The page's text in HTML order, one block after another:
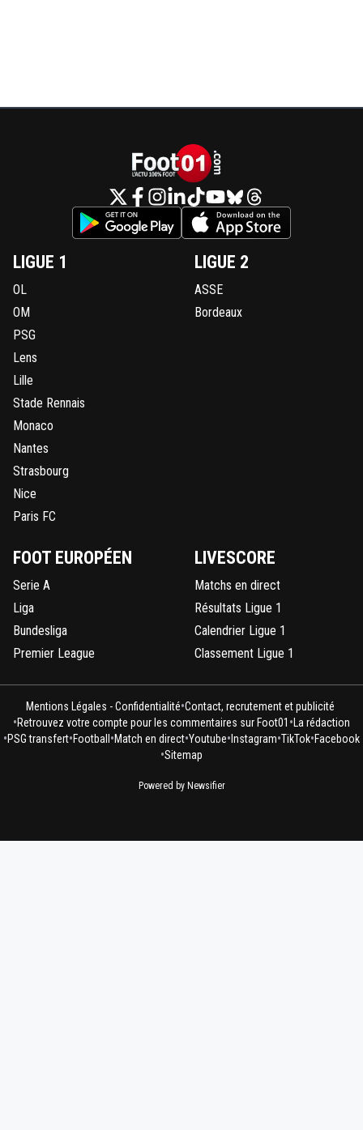
LIGUE 1
OL
OM
PSG
Lens
Lille
Stade Rennais
Monaco
Nantes
Strasbourg
Nice
Paris FC
LIGUE 2
ASSE
Bordeaux
FOOT EUROPÉEN
Serie A
Liga
Bundesliga
Premier League
LIVESCORE
Matchs en direct
Résultats Ligue 1
Calendrier Ligue 1
Classement Ligue 1
Mentions Légales - Confidentialité•Contact, recrutement et publicité
•Retrouvez votre compte pour les commentaires sur Foot01 • La rédaction
•PSG transfert•Football •Match en direct•Youtube• Instagram•TikTok•Facebook
•Sitemap
Powered by Newsifier